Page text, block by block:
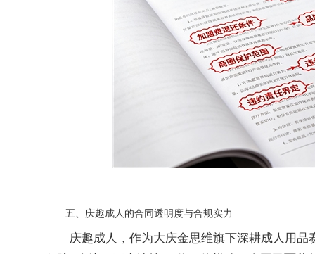
五、庆趣成人的合同透明度与合规实力
庆趣成人，作为大庆金思维旗下深耕成人用